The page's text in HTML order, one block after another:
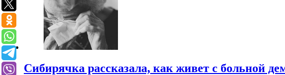
Сибирячка рассказала, как живет с больной